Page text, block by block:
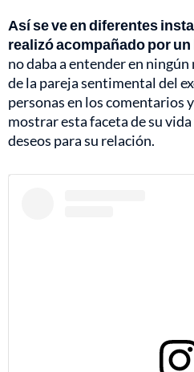
Así se ve en diferentes
realizó acompañado por
no daba a entender en
de la pareja sentimental del
personas en los comentarios
mostrar esta faceta de su
deseos para su relación.